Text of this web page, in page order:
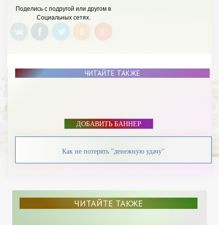
Поделись с подругой или другом в
Социальных сетях.
ЧИТАЙТЕ ТАКЖЕ
ДОБАВИТЬ БАННЕР
Как не потерять "денежную удачу"
ЧИТАЙТЕ ТАКЖЕ